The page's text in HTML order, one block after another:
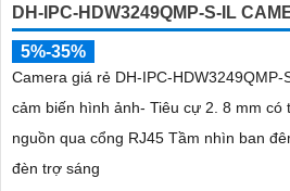
DH-IPC-HDW3249QMP-S-IL
5%-35%
Camera giá rẻ DH-IPC-HDW3249QMP-S-IL 2MP @1/2. 9"
cảm biến hình ảnh- Tiêu cự 2. 8 mm có
nguồn qua cổng RJ45 Tầm nhìn ban
đèn trợ sáng